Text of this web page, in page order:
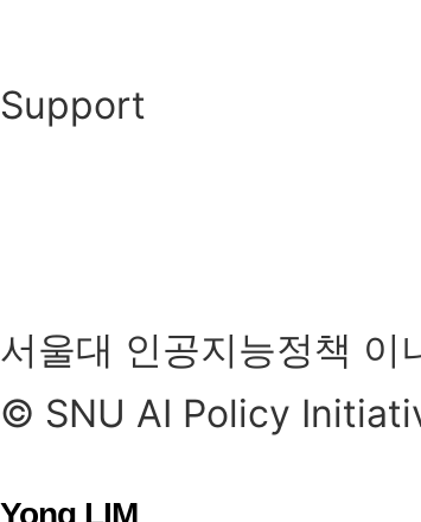
Support
서울대 인공지능정책 이
© SNU AI Policy